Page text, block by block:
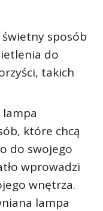
sposób
do
takich
lampa
które chcą
do swojego
wprowadzi
wnętrza.
lampa